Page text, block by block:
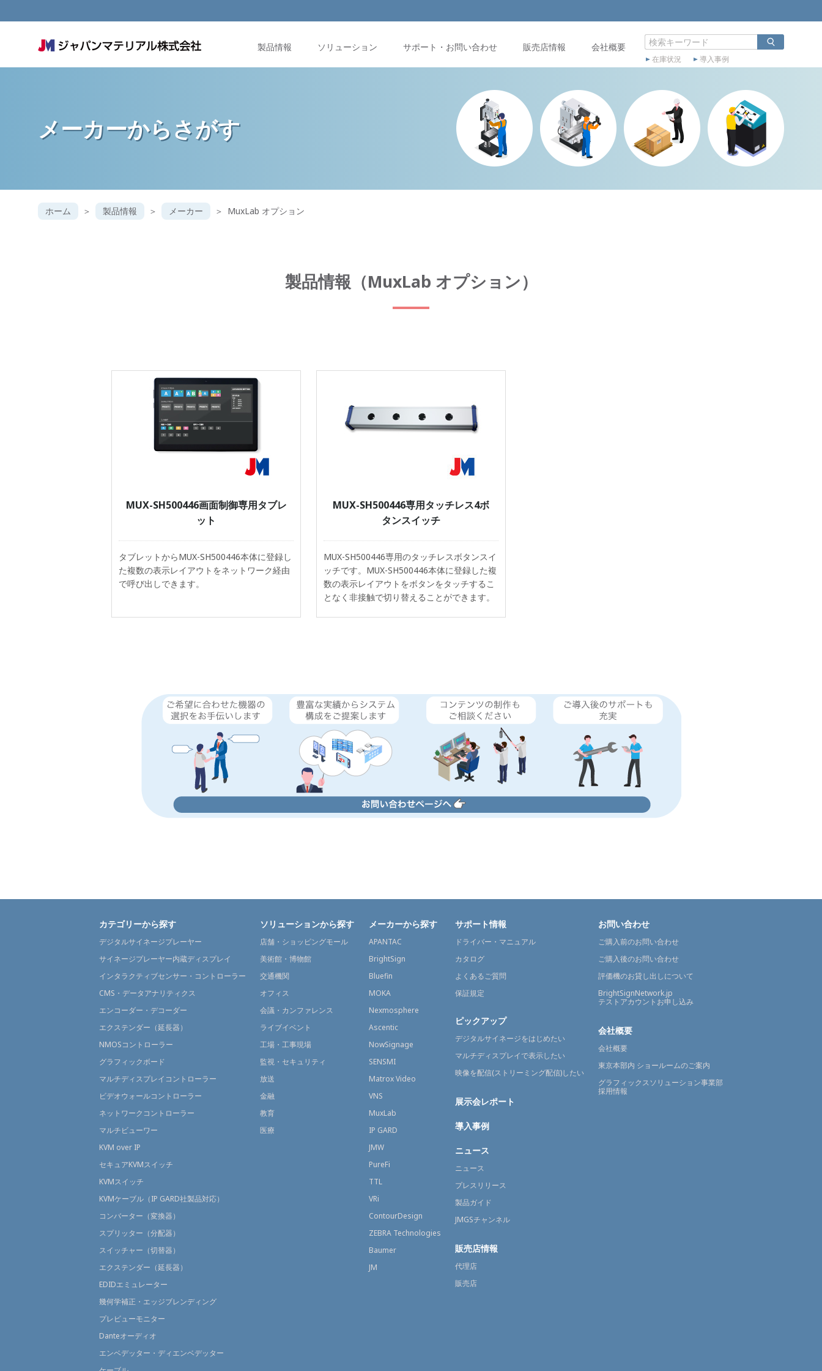
製品情報 ソリューション サポート・お問い合わせ 販売店情報 会社概要
在庫状況 導入事例
メーカーからさがす
ホーム 製品情報 メーカー MuxLab オプション
製品情報（MuxLab オプション）
MUX-SH500446画面制御専用タブレ
ット
タブレットからMUX-SH500446本体に登録し
た複数の表示レイアウトをネットワーク経由
で呼び出しできます。
MUX-SH500446専用タッチレス4ボ
タンスイッチ
MUX-SH500446専用のタッチレスボタンスイ
ッチです。MUX-SH500446本体に登録した複
数の表示レイアウトをボタンをタッチするこ
となく非接触で切り替えることができます。
カテゴリーから探す
デジタルサイネージプレーヤー
サイネージプレーヤー内蔵ディスプレイ
インタラクティブセンサー・コントローラー
CMS・データアナリティクス
エンコーダー・デコーダー
エクステンダー（延長器）
NMOSコントローラー
グラフィックボード
マルチディスプレイコントローラー
ビデオウォールコントローラー
ネットワークコントローラー
マルチビューワー
KVM over IP
セキュアKVMスイッチ
KVMスイッチ
KVMケーブル（IP GARD社製品対応）
コンバーター（変換器）
スプリッター（分配器）
スイッチャー（切替器）
エクステンダー（延長器）
EDIDエミュレーター
幾何学補正・エッジブレンディング
プレビューモニター
Danteオーディオ
エンベデッター・ディエンベデッター
ソリューションから探す
店舗・ショッピングモール
美術館・博物館
交通機関
オフィス
会議・カンファレンス
ライブイベント
工場・工事現場
監視・セキュリティ
放送
金融
教育
医療
メーカーから探す
APANTAC
BrightSign
Bluefin
MOKA
Nexmosphere
Ascentic
NowSignage
SENSMI
Matrox Video
VNS
MuxLab
IP GARD
JMW
PureFi
TTL
VRi
ContourDesign
ZEBRA Technologies
Baumer
JM
サポート情報
ドライバー・マニュアル
カタログ
よくあるご質問
保証規定
ピックアップ
デジタルサイネージをはじめたい
マルチディスプレイで表示したい
映像を配信(ストリーミング配信)したい
展示会レポート
導入事例
ニュース
ニュース
プレスリリース
製品ガイド
JMGSチャンネル
販売店情報
代理店
販売店
お問い合わせ
ご購入前のお問い合わせ
ご購入後のお問い合わせ
評価機のお貸し出しについて
BrightSignNetwork.jp
テストアカウントお申し込み
会社概要
会社概要
東京本部内 ショールームのご案内
グラフィックスソリューション事業部
採用情報